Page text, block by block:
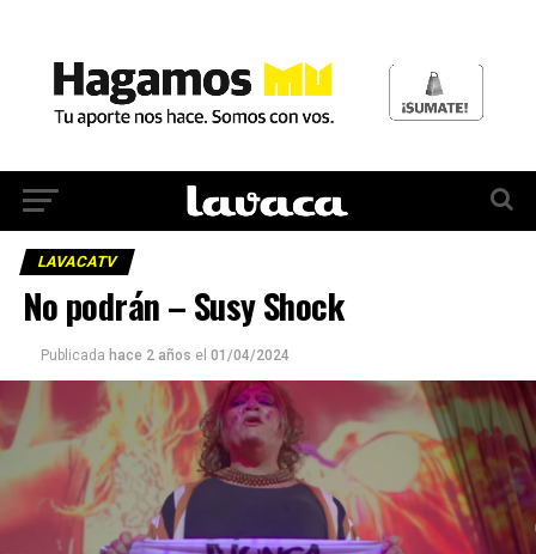
LAVACATV
No podrán – Susy Shock
Publicada hace 2 años el 01/04/2024